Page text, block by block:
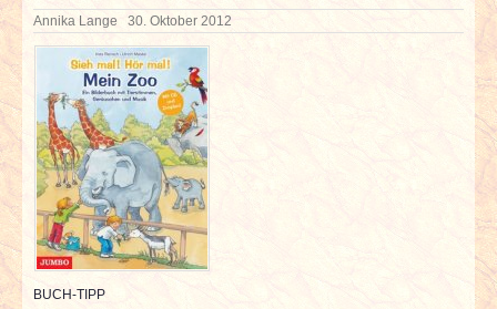
NEWS & DATES
BERICHTE
VERLOSUNGEN
INTERVIEWS
SPECIALS
REDAKTION
Annika Lange 30. Oktober 2012
BUCH-TIPP